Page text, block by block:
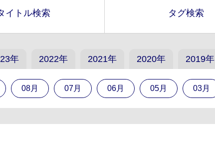
イトル検索 タグ検索
年 2022年 2021年 2020年 2019年
08月 07月 06月 05月 03月